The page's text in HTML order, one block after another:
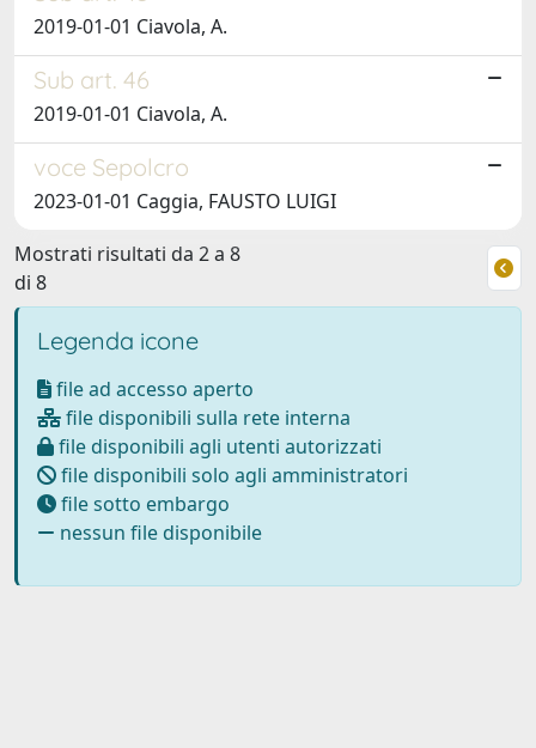
2019-01-01 Ciavola, A.
Sub art. 46
2019-01-01 Ciavola, A.
voce Sepolcro
2023-01-01 Caggia, FAUSTO LUIGI
Mostrati risultati da 2 a 8
di 8
Legenda icone
file ad accesso aperto
file disponibili sulla rete interna
file disponibili agli utenti autorizzati
file disponibili solo agli amministratori
file sotto embargo
nessun file disponibile